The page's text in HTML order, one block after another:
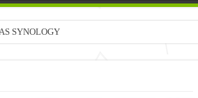
SYNOLOGY
CASA OS, TRUENAS, Made in Japan